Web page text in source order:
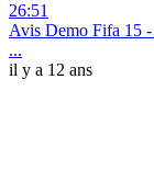
26:51
Avis Demo Fifa 15
...
il y a 12 ans